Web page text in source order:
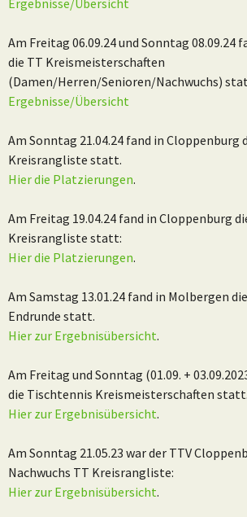
Am Freitag 06.09.24 und Sonntag 08.09.24
die TT Kreismeisterschaften
(Damen/Herren/Senioren/Nachwuchs)
Ergebnisse/Übersicht
Am Sonntag 21.04.24 fand in Cloppenburg
Kreisrangliste statt.
Hier die Platzierungen.
Am Freitag 19.04.24 fand in Cloppenburg
Kreisrangliste statt:
Hier die Platzierungen.
Am Samstag 13.01.24 fand in Molbergen
Endrunde statt.
Hier zur Ergebnisübersicht.
Am Freitag und Sonntag (01.09. +
die Tischtennis Kreismeisterschaften statt.
Hier zur Ergebnisübersicht.
Am Sonntag 21.05.23 war der TTV
Nachwuchs TT Kreisrangliste:
Hier zur Ergebnisübersicht.